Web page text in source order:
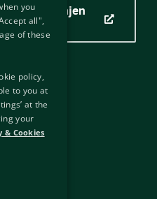
vendndodhjen
you
all",
of these
policy,
to you at
at the
your
& Cookies